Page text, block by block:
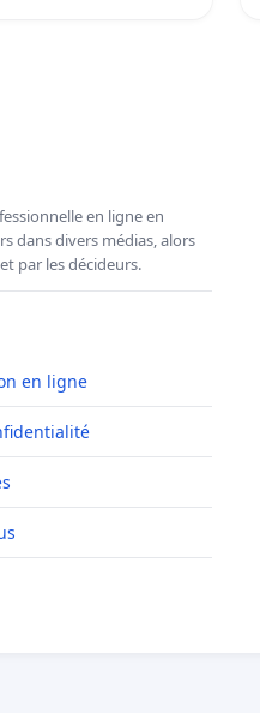
en ligne en
dans divers médias, alors
par les décideurs.
en ligne